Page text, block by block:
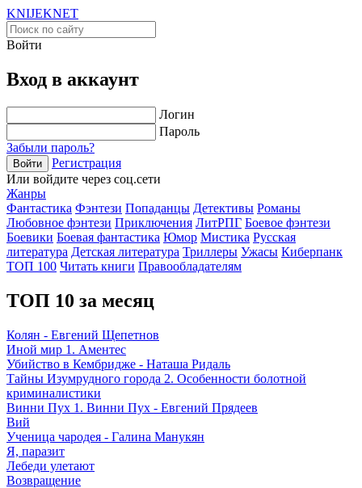
KNIJEKNET
Войти
Вход в аккаунт
Логин
Пароль
Забыли пароль?
Войти
Регистрация
Или войдите через соц.сети
Жанры
Фантастика Фэнтези Попаданцы Детективы Романы
Любовное фэнтези Приключения ЛитРПГ Боевое фэнтези
Боевики Боевая фантастика Юмор Мистика Русская
литература Детская литература Триллеры Ужасы Киберпанк
ТОП 100 Читать книги Правообладателям
ТОП 10 за месяц
Колян - Евгений Щепетнов
Иной мир 1. Аментес
Убийство в Кембридже - Наташа Ридаль
Тайны Изумрудного города 2. Особенности болотной
криминалистики
Винни Пух 1. Винни Пух - Евгений Прядеев
Вий
Ученица чародея - Галина Манукян
Я, паразит
Лебеди улетают
Возвращение